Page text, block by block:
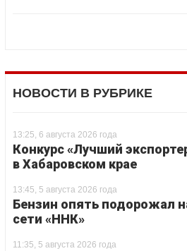
НОВОСТИ В РУБРИКЕ
13:25, 6 августа 2026 года
Конкурс «Лучший
в Хабаровском крае
13:45, 5 августа 2026 года
Бензин опять подорожал
сети «ННК»
11:35, 5 августа 2026 года